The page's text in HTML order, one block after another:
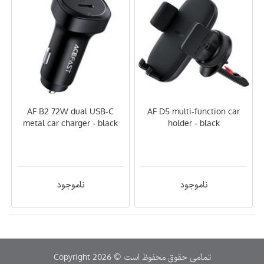
AF D5 multi-function car
holder - black
ناموجود
AF B2 72W dual USB-C
metal car charger - black
ناموجود
Copyright 2026 © تمامی حقوق محفوظ است